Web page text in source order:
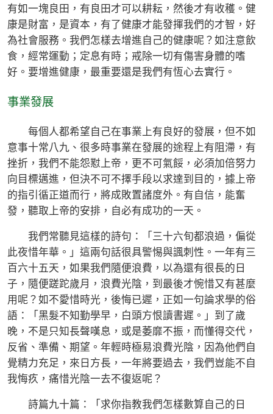
有如一塊良田，有良田才可以耕耘，然後才有收穫。健
康是財富，是資本，有了健康才能發揮我們的才智，好
為社會服務。我們怎樣去增進自己的健康呢？如注意飲
食，經常運動；定息有時；戒除一切有傷害身體的嗜
好。要增進健康，最重要還是我們有恆心去實行。
事業發展
每個人都希望自己在事業上有良好的發展，但不如
意事十常八九、很多時事業在發展的途程上有阻滯，有
挫折，我們不能怨懟上帝，更不可氣餒，必須加倍努力
向目標邁進，但決不可不擇手段以求達到目的，據上帝
的指引循正道而行，將成敗置諸度外。有自信，能奮
發，聽取上帝的安排，自必有成功的一天。
我們常聽見這樣的詩句：「三十六旬都浪過，偏從
此夜惜年華。」這兩句話很具警惕與諷刺性。一年有三
百六十五天，如果我們隨便浪費，以為還有很長的日
子，隨便蹉跎歲月，浪費光陰，到最後才惋惜又有甚麼
用呢？如不愛惜時光，後悔已遲，正如一句論求學的俗
語：「黑髮不知勤學早，白頭方恨讀書遲。」到了歲
晚，不是只知長聲嘆息，或是萎靡不振，而懂得交代，
反省、準備、期望。年輕時極易浪費光陰，因為他們自
覺精力充足，來日方長，一年將要過去，我們豈能不自
我悔疚，痛惜光陰一去不復返呢？
詩篇九十篇：「求你指教我們怎樣數算自己的日